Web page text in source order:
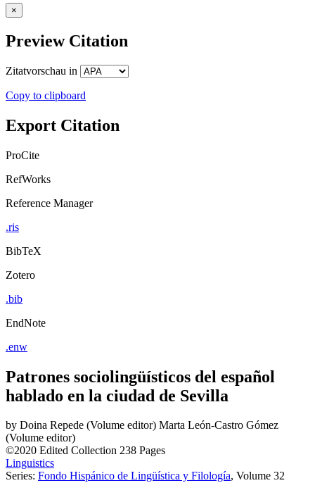
×
Preview Citation
Zitatvorschau in
Copy to clipboard
Export Citation
ProCite
RefWorks
Reference Manager
.ris
BibTeX
Zotero
.bib
EndNote
.enw
Patrones sociolingüísticos del español
hablado en la ciudad de Sevilla
by Doina Repede (Volume editor) Marta León-Castro Gómez
(Volume editor)
©2020 Edited Collection 238 Pages
Linguistics
Series: Fondo Hispánico de Lingüística y Filología, Volume 32